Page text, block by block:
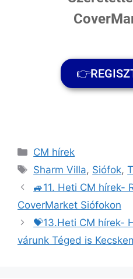
CM hírek
Sharm Villa, Siófok,
🚙11. Heti CM hírek-
CoverMarket Siófokon
💝13.Heti CM hírek-
várunk Téged is